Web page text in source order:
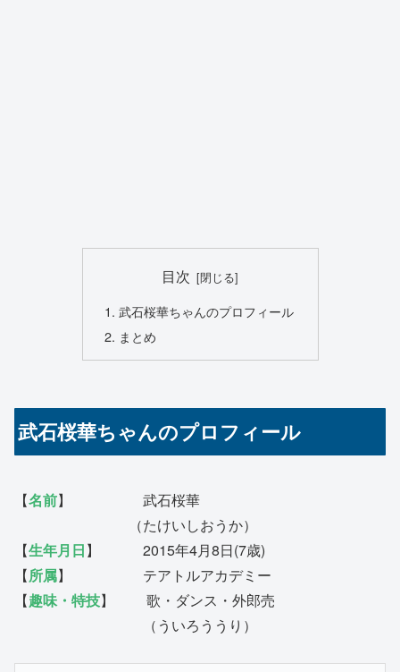
目次
武石桜華ちゃんのプロフィール
まとめ
武石桜華ちゃんのプロフィール
【名前】 武石桜華
（たけいしおうか）
【生年月日】 2015年4月8日(7歳)
【所属】 テアトルアカデミー
【趣味・特技】 歌・ダンス・外郎売
（ういろううり）